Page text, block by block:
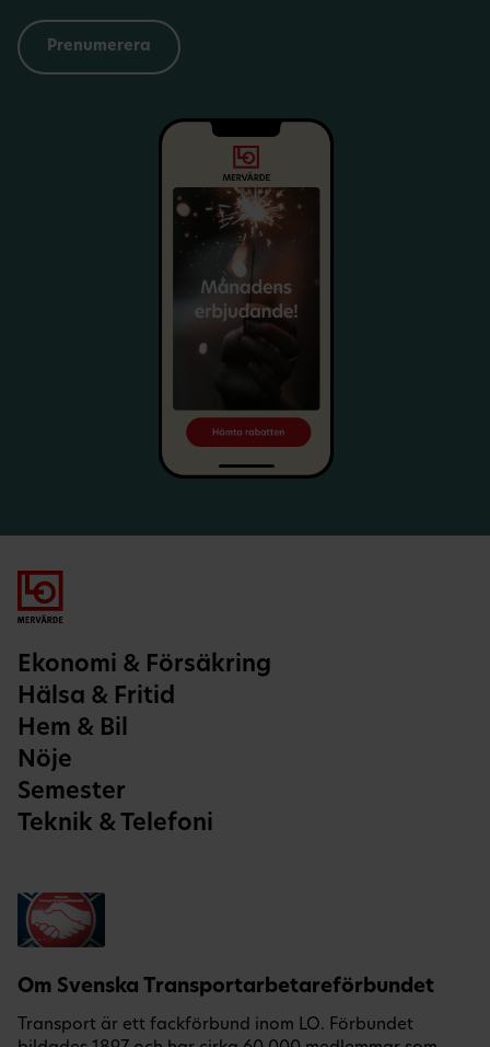
Ekonomi & Försäkring
Hälsa & Fritid
Hem & Bil
Nöje
Semester
Teknik & Telefoni
Om Svenska Transportarbetareförbundet
Transport är ett fackförbund inom LO. Förbundet